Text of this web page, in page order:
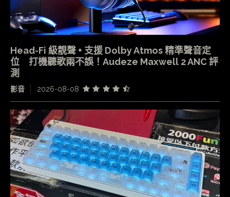
Head-Fi 級靚聲 + 支援 Dolby Atmos 精準聲音定
位 打機聽歌兩不誤！Audeze Maxwell 2 ANC 評
測
影音 2026-08-08